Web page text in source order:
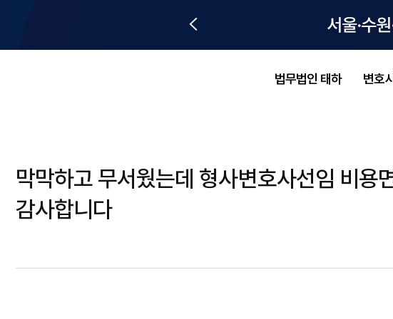
법무법인 태하 변호
막막하고 무서웠는데 형사변호사선임 비용
감사합니다